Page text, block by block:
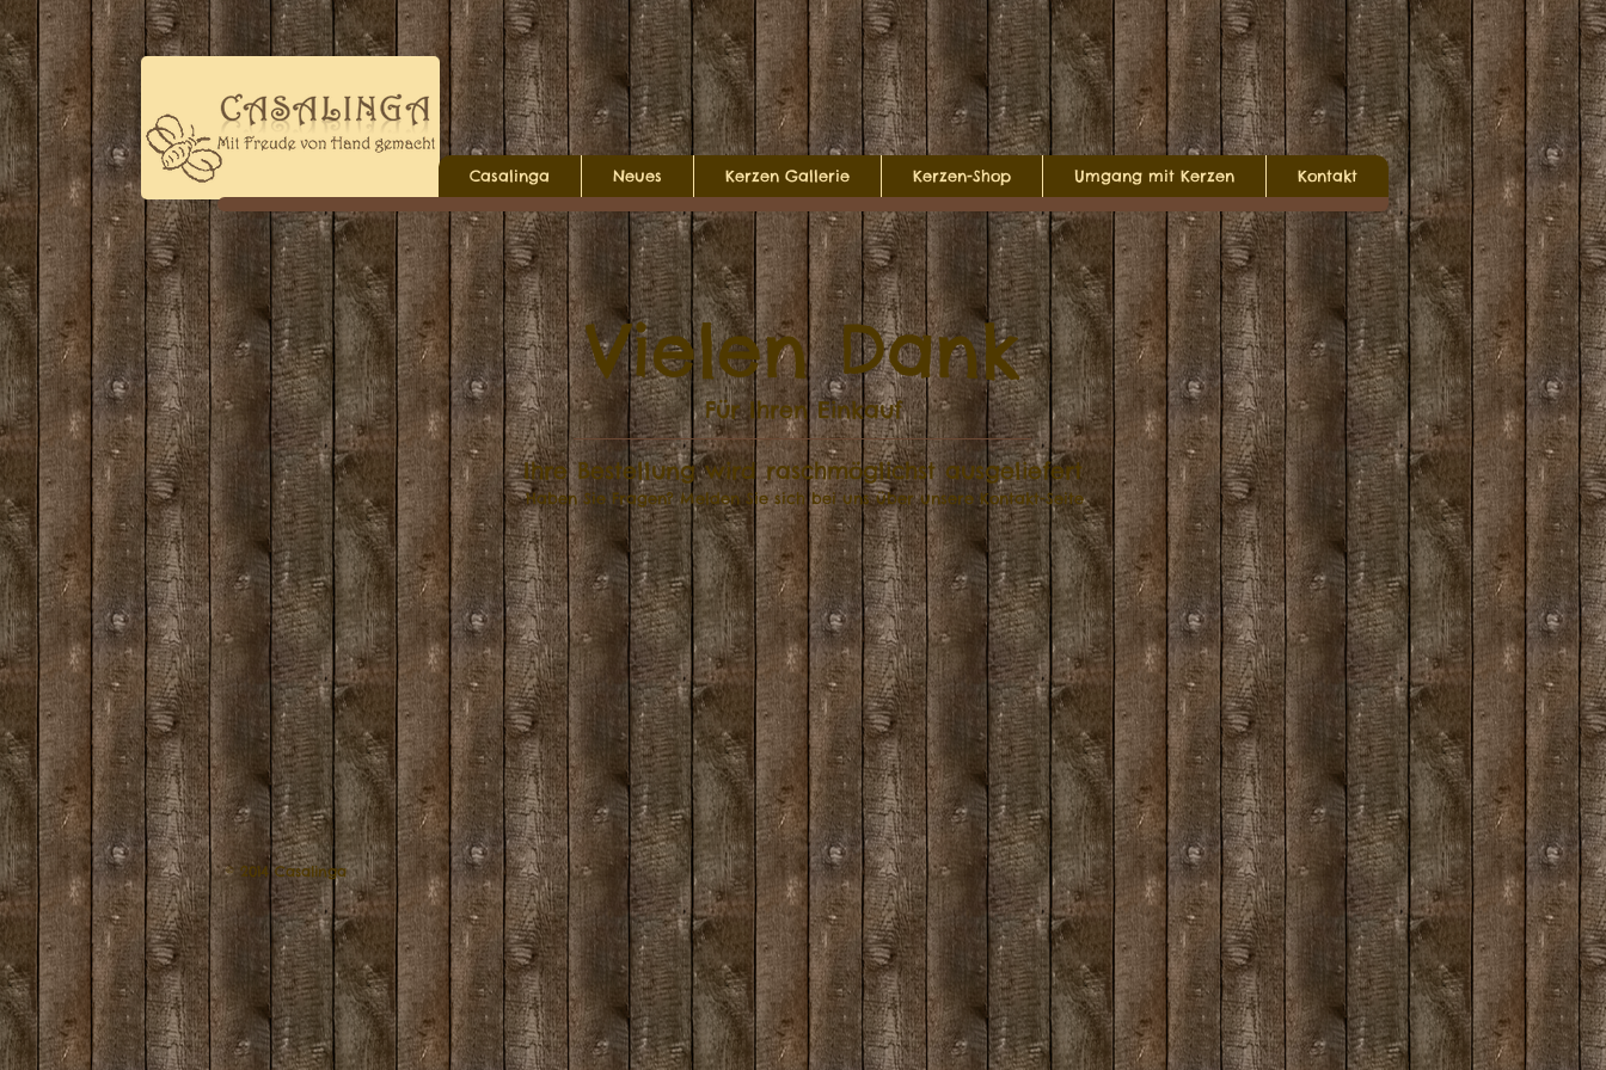
Casalinga Neues Kerzen Gallerie Kerzen-Shop Umgang mit Kerzen Kontakt
Vielen Dank
Für Ihren Einkauf
Ihre Bestellung wird raschmöglichst ausgeliefert
Haben Sie Fragen? Melden Sie sich bei uns über unsere Kontakt-Seite
© 2014 Casalinga